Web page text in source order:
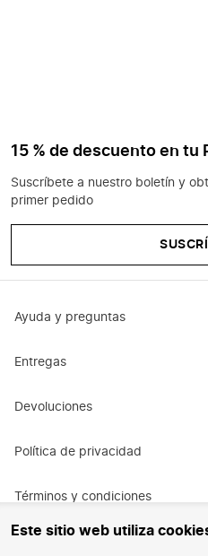
Este sitio web utiliza
15 % de descuento en tu
Suscríbete a nuestro boletín y
primer pedido
Ayuda y preguntas
Entregas
Devoluciones
Política de privacidad
Términos y condiciones